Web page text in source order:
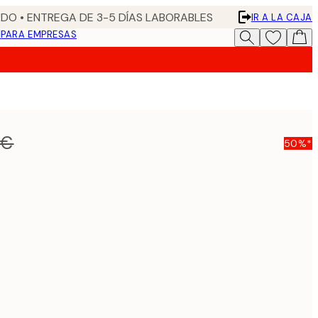
• ENTREGA DE 3-5 DÍAS LABORABLES
IR A LA CAJA
PARA EMPRESAS
50%*